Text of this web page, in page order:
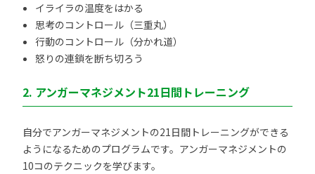
イライラの温度をはかる
思考のコントロール（三重丸）
行動のコントロール（分かれ道）
怒りの連鎖を断ち切ろう
2. アンガーマネジメント21日間トレーニング
自分でアンガーマネジメントの21日間トレーニングができる
ようになるためのプログラムです。アンガーマネジメントの
10コのテクニックを学びます。